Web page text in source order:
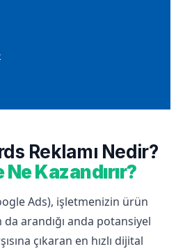
Reklamı Nedir?
Kazandırır?
Ads), işletmenizin ürün
arandığı anda potansiyel
çıkaran en hızlı dijital